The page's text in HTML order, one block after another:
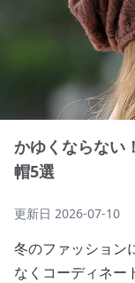
かゆくならない
帽5選
更新日 2026-07-10
冬のファッション
なくコーディネー